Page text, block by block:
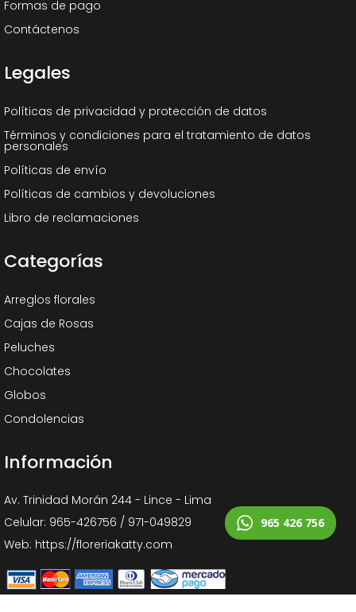
Formas de pago
Contáctenos
Legales
Políticas de privacidad y protección de datos
Términos y condiciones para el tratamiento de datos
personales
Políticas de envío
Políticas de cambios y devoluciones
Libro de reclamaciones
Categorías
Arreglos florales
Cajas de Rosas
Peluches
Chocolates
Globos
Condolencias
Información
Av. Trinidad Morán 244 - Lince - Lima
Celular: 965-426756 / 971-049829
Web: https://floreriakatty.com
965 426 756